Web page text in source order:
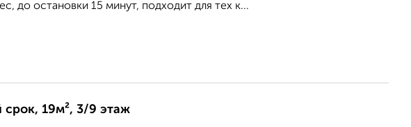
до остановки 15 минут, подходит для тех к...
срок, 19м², 3/9 этаж